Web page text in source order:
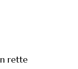
rette